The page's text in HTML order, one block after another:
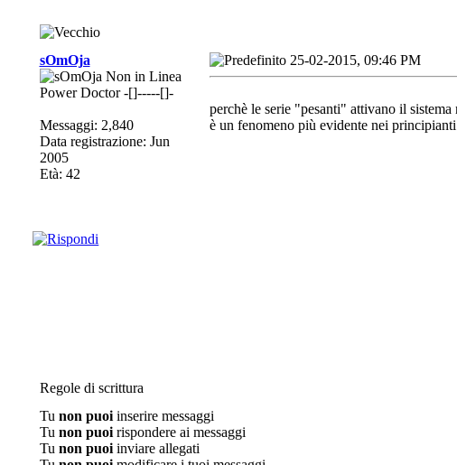
sOmOja
Power Doctor -[]-----[]-
Messaggi: 2,840
Data registrazione: Jun
2005
Età: 42
25-02-2015, 09:46 PM
perchè le serie "pesanti" attivano il
è un fenomeno più evidente nei
Regole di scrittura
Tu non puoiinserire messaggi
Tu non puoirispondere ai messaggi
Tu non puoiinviare allegati